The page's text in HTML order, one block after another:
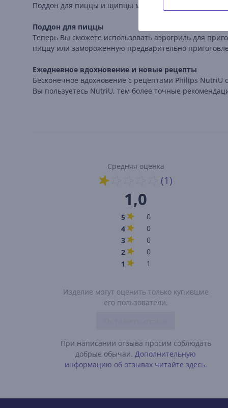
Поддон для пиццы и щипцы можно мыть в
Поддон для пиццы
Теперь Вы сможете использовать аэрогриль для
пиццу или замороженную предварительно
Ежедневное вдохновение и новые рецепты
Бесконечное вдохновение с рецептами Philips
Вы пользуетесь NutriU, тем более точные
Средняя оценка
(1)
1,0
5
0
4
0
3
0
2
0
1
1
Изделие могут оценить только купившие
его пользователи.
При написании отзыва просим соблюдать
добрые обычаи.Дополнительную
информацию об отзывах читайте здесь.